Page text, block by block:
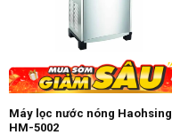
Máy lọc nước nóng Haohsing
HM-5002